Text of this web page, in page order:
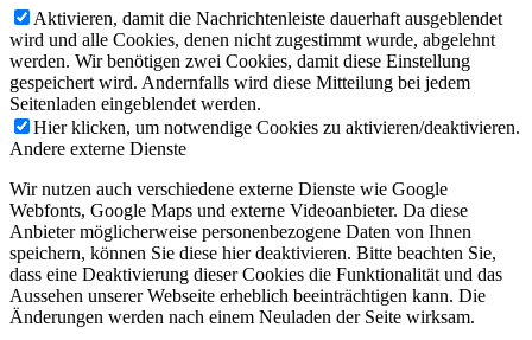
Aktivieren, damit die Nachrichtenleiste dauerhaft ausgeblendet
wird und alle Cookies, denen nicht zugestimmt wurde, abgelehnt
werden. Wir benötigen zwei Cookies, damit diese Einstellung
gespeichert wird. Andernfalls wird diese Mitteilung bei jedem
Seitenladen eingeblendet werden.
Hier klicken, um notwendige Cookies zu aktivieren/deaktivieren.
Andere externe Dienste
Wir nutzen auch verschiedene externe Dienste wie Google
Webfonts, Google Maps und externe Videoanbieter. Da diese
Anbieter möglicherweise personenbezogene Daten von Ihnen
speichern, können Sie diese hier deaktivieren. Bitte beachten Sie,
dass eine Deaktivierung dieser Cookies die Funktionalität und das
Aussehen unserer Webseite erheblich beeinträchtigen kann. Die
Änderungen werden nach einem Neuladen der Seite wirksam.